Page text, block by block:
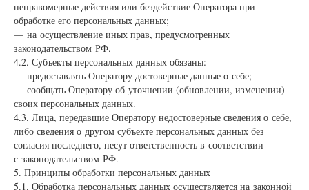
неправомерные действия или бездействие Оператора при
обработке его персональных данных;
— на осуществление иных прав, предусмотренных
законодательством РФ.
4.2. Субъекты персональных данных обязаны:
— предоставлять Оператору достоверные данные о себе;
— сообщать Оператору об уточнении (обновлении, изменении)
своих персональных данных.
4.3. Лица, передавшие Оператору недостоверные сведения о себе,
либо сведения о другом субъекте персональных данных без
согласия последнего, несут ответственность в соответствии
с законодательством РФ.
5. Принципы обработки персональных данных
5.1. Обработка персональных данных осуществляется на законной